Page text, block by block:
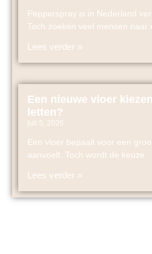
Pepperspray is in Nederland
Toch zoeken veel mensen naar
Lees verder »
Een nieuwe vloer
letten?
juli 5, 2026
Een vloer bepaalt voor een
aanvoelt. Toch wordt de keuze
Lees verder »